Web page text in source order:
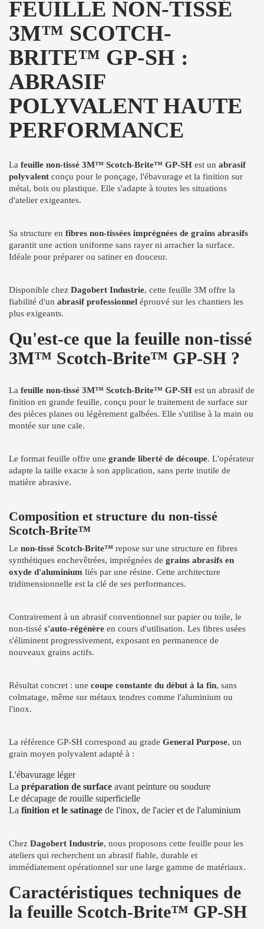
FEUILLE NON-TISSÉ
3M™ SCOTCH-
BRITE™ GP-SH :
ABRASIF
POLYVALENT HAUTE
PERFORMANCE
La feuille non-tissé 3M™ Scotch-Brite™ GP-SH est un abrasif
polyvalent conçu pour le ponçage, l'ébavurage et la finition sur
métal, bois ou plastique. Elle s'adapte à toutes les situations
d'atelier exigeantes.
Sa structure en fibres non-tissées imprégnées de grains abrasifs
garantit une action uniforme sans rayer ni arracher la surface.
Idéale pour préparer ou satiner en douceur.
Disponible chez Dagobert Industrie, cette feuille 3M offre la
fiabilité d'un abrasif professionnel éprouvé sur les chantiers les
plus exigeants.
Qu'est-ce que la feuille non-tissé
3M™ Scotch-Brite™ GP-SH ?
La feuille non-tissé 3M™ Scotch-Brite™ GP-SH est un abrasif de
finition en grande feuille, conçu pour le traitement de surface sur
des pièces planes ou légèrement galbées. Elle s'utilise à la main ou
montée sur une cale.
Le format feuille offre une grande liberté de découpe. L'opérateur
adapte la taille exacte à son application, sans perte inutile de
matière abrasive.
Composition et structure du non-tissé
Scotch-Brite™
Le non-tissé Scotch-Brite™ repose sur une structure en fibres
synthétiques enchevêtrées, imprégnées de grains abrasifs en
oxyde d'aluminium liés par une résine. Cette architecture
tridimensionnelle est la clé de ses performances.
Contrairement à un abrasif conventionnel sur papier ou toile, le
non-tissé s'auto-régénère en cours d'utilisation. Les fibres usées
s'éliminent progressivement, exposant en permanence de
nouveaux grains actifs.
Résultat concret : une coupe constante du début à la fin, sans
colmatage, même sur métaux tendres comme l'aluminium ou
l'inox.
La référence GP-SH correspond au grade General Purpose, un
grain moyen polyvalent adapté à :
L'ébavurage léger
La préparation de surface avant peinture ou soudure
Le décapage de rouille superficielle
La finition et le satinage de l'inox, de l'acier et de l'aluminium
Chez Dagobert Industrie, nous proposons cette feuille pour les
ateliers qui recherchent un abrasif fiable, durable et
immédiatement opérationnel sur une large gamme de matériaux.
Caractéristiques techniques de
la feuille Scotch-Brite™ GP-SH